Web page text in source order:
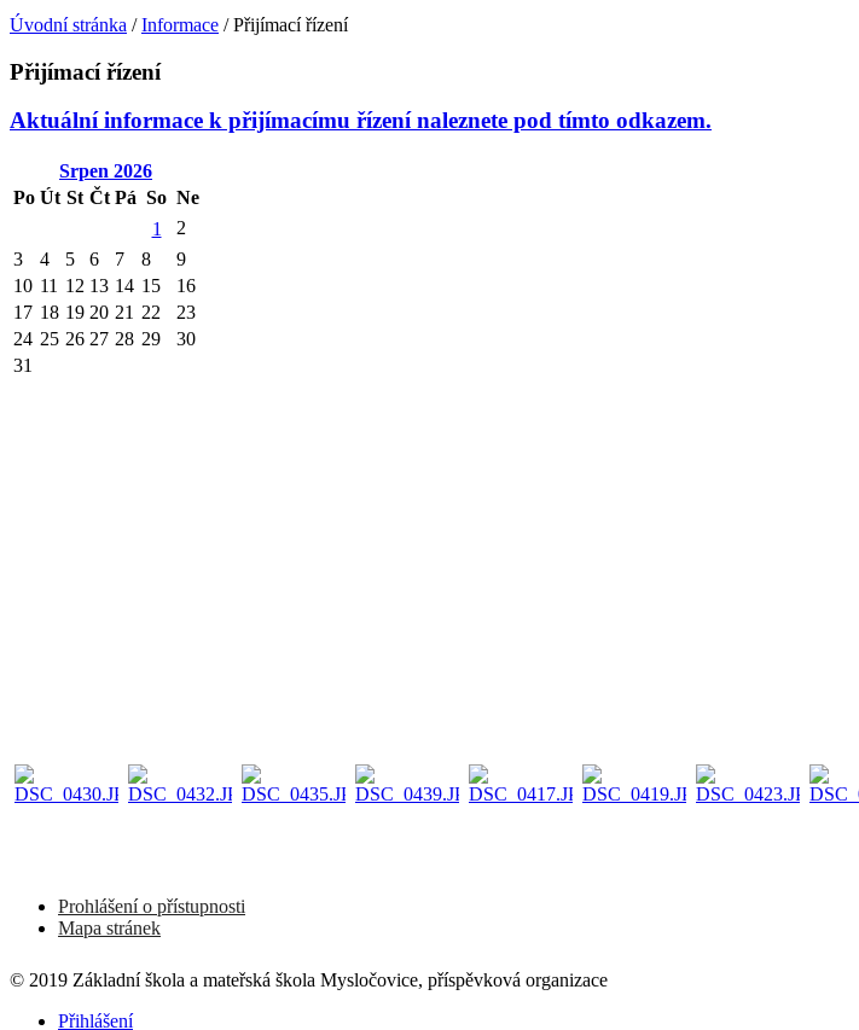
Úvodní stránka /Informace /Přijímací řízení
Přijímací řízení
Aktuální informace k přijímacímu řízení naleznete pod tímto odkazem.
Srpen 2026
Po Út St Čt Pá So Ne
1
2
3
4 5 6 7 8
9
10 11 12 13 14 15
16
17 18 19 20 21 22
23
24 25 26 27 28 29
30
31
Prohlášení o přístupnosti
Mapa stránek
© 2019 Základní škola a mateřská škola Mysločovice, příspěvková organizace
Přihlášení